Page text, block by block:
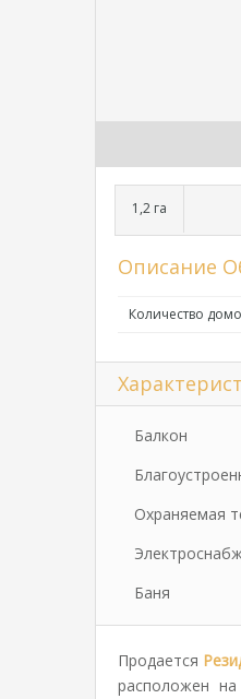
1,2 га
Описание
Количество
Балкон
Охраняемая
Баня
Продается
расположен